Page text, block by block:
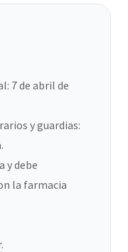
7 de abril de
y guardias:
y debe
la farmacia
.